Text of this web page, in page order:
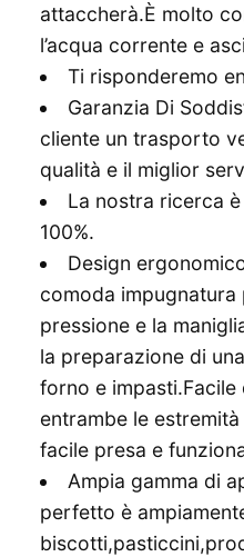
attaccherà.È molto
l’acqua corrente e
Ti risponderemo
Garanzia Di
cliente un trasporto
qualità e il miglior
La nostra ricerca
100%.
Design
comoda impugnatura
pressione e la
la preparazione di
forno e impasti.Facile
entrambe le
facile presa e
Ampia gamma di
perfetto è